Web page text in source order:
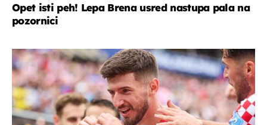
Opet isti peh! Lepa Brena usred nastupa pala na
pozornici